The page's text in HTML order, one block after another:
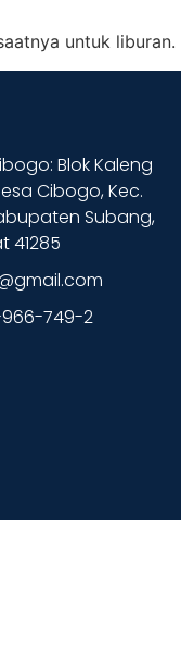
untuk liburan.
Blok Kaleng
Cibogo, Kec.
Subang,
41285
749-2